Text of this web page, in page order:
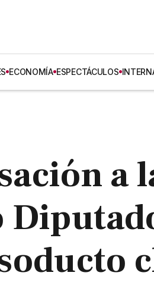
ECONOMÍA ESPECTÁCULOS
a